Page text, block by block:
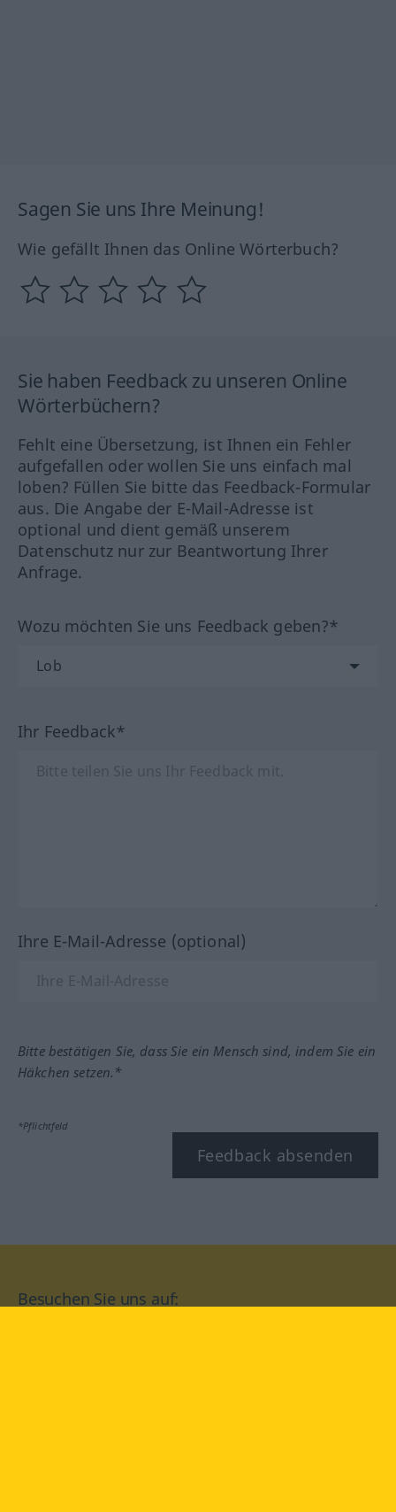
Sagen Sie uns Ihre Meinung!
Wie gefällt Ihnen das Online Wörterbuch?
Sie haben Feedback zu unseren Online
Wörterbüchern?
Fehlt eine Übersetzung, ist Ihnen ein Fehler
aufgefallen oder wollen Sie uns einfach mal
loben? Füllen Sie bitte das Feedback-Formular
aus. Die Angabe der E-Mail-Adresse ist
optional und dient gemäß unserem
Datenschutz nur zur Beantwortung Ihrer
Anfrage.
Wozu möchten Sie uns Feedback geben?*
Ihr Feedback*
Ihre E-Mail-Adresse (optional)
Bitte bestätigen Sie, dass Sie ein Mensch sind, indem Sie ein
Häkchen setzen.*
*Pflichtfeld
Feedback absenden
Besuchen Sie uns auf: